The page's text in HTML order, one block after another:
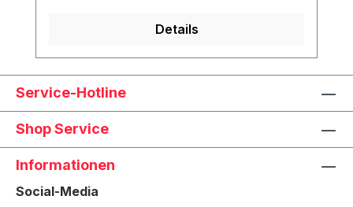
Details
Service-Hotline
Shop Service
Informationen
Social-Media